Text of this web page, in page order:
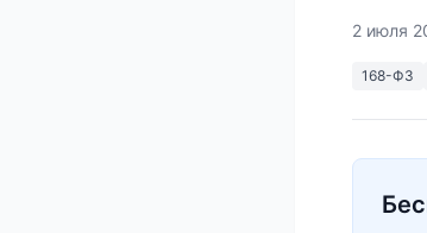
2 июля
168-ФЗ